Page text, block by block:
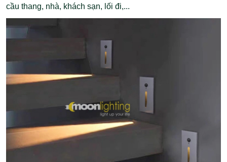
cầu thang, nhà, khách sạn, lối đi,...